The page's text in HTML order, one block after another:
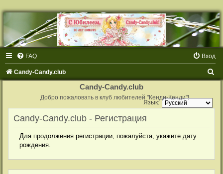
FAQ Вход
Candy-Candy.club
Candy-Candy.club
Добро пожаловать в клуб любителей "Кенди-Кенди"!
Язык:
Candy-Candy.club - Регистрация
Для продолжения регистрации, пожалуйста, укажите дату
рождения.